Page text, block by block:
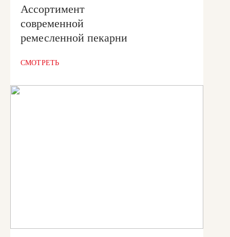
Ассортимент
современной
ремесленной пекарни
СМОТРЕТЬ